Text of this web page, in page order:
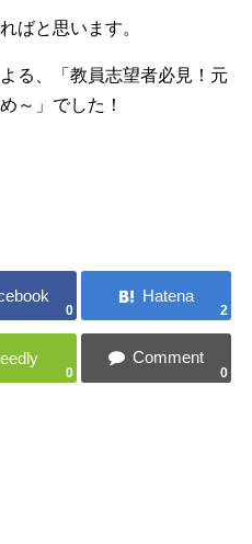
ばと思います。
る、「教員志望者必見！元
～」でした！
0 2
0 0